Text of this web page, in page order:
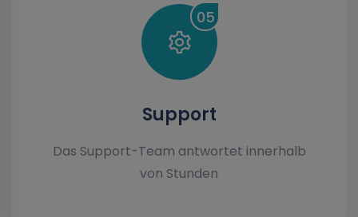
05
Support
Das Support-Team antwortet innerhalb
von Stunden